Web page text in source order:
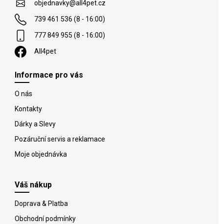
objednavky@all4pet.cz
739 461 536 (8 - 16:00)
777 849 955 (8 - 16:00)
All4pet
Informace pro vás
O nás
Kontakty
Dárky a Slevy
Pozáruční servis a reklamace
Moje objednávka
Váš nákup
Doprava & Platba
Obchodní podmínky